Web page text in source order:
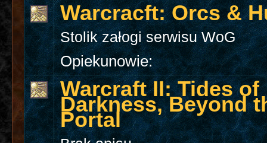
Warcracft: Orcs &
Stolik załogi serwisu WoG
Opiekunowie:
Warcraft II: Tides of
Darkness, Beyond
Portal